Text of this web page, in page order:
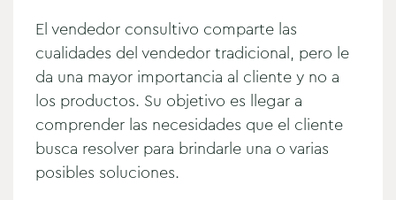
El vendedor consultivo comparte las
cualidades del vendedor tradicional, pero le
da una mayor importancia al cliente y no a
los productos. Su objetivo es llegar a
comprender las necesidades que el cliente
busca resolver para brindarle una o varias
posibles soluciones.